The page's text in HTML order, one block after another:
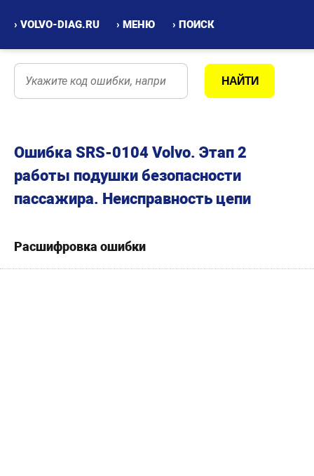
› VOLVO-DIAG.RU › МЕНЮ › ПОИСК
Ошибка SRS-0104 Volvo. Этап 2
работы подушки безопасности
пассажира. Неисправность цепи
Расшифровка ошибки